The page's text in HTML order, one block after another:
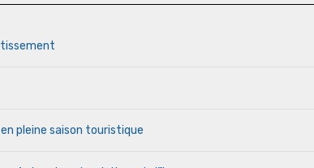
pleine saison touristique